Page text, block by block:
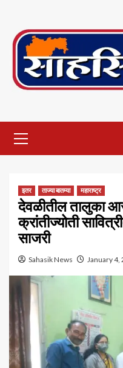
content
Menu
इतर ताज्या बातम्या महाराष्ट्र
देवळीतील तालुका
क्रांतीज्योती
साजरी
Sahasik News January 4,